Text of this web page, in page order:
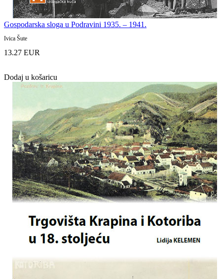
Gospodarska sloga u Podravini 1935. – 1941.
Ivica Šute
13.27 EUR
Dodaj u košaricu